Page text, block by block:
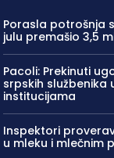
Porasla potrošnja
julu premašio 3,5
Pacoli: Prekinuti
srpskih službenika
institucijama
Inspektori
u mleku i mlečnim